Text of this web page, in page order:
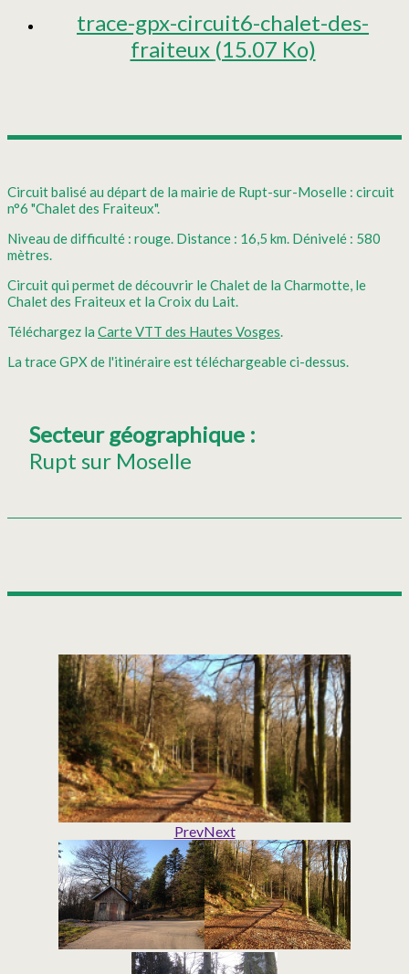
trace-gpx-circuit6-chalet-des-
fraiteux (15.07 Ko)
Circuit balisé au départ de la mairie de Rupt-sur-Moselle : circuit
n°6 "Chalet des Fraiteux".
Niveau de difficulté : rouge. Distance : 16,5 km. Dénivelé : 580
mètres.
Circuit qui permet de découvrir le Chalet de la Charmotte, le
Chalet des Fraiteux et la Croix du Lait.
Téléchargez la Carte VTT des Hautes Vosges.
La trace GPX de l'itinéraire est téléchargeable ci-dessus.
Secteur géographique :
Rupt sur Moselle
PrevNext